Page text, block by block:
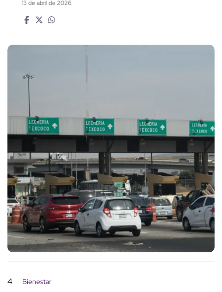
13 de abril de 2026
4 Bienestar